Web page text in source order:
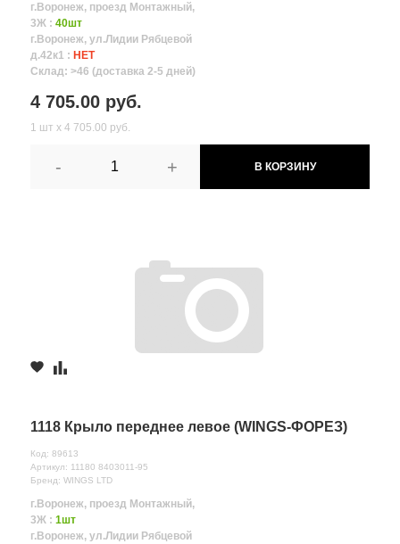
г.Воронеж, проезд Монтажный,
3Ж : 40шт
г.Воронеж, ул.Лидии Рябцевой
д.42к1 : НЕТ
Склад: >46 (доставка 2-5 дней)
4 705.00 руб.
1 шт х 4 705.00 руб.
- + В КОРЗИНУ
1118 Крыло переднее левое (WINGS-ФОРЕЗ)
Код: 89613
Артикул: 11180 8403011-95
Бренд: WINGS LTD
г.Воронеж, проезд Монтажный,
3Ж : 1шт
г.Воронеж, ул.Лидии Рябцевой